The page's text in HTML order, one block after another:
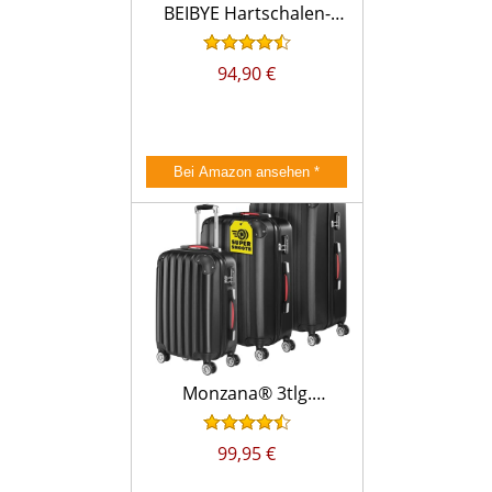
BEIBYE Hartschalen-
Koffer Trolley
Rollkoffer Reisekoffer
(Dunkelgruen, Set)*
94,90 €
Bei Amazon ansehen *
Monzana® 3tlg.
Kofferset Baseline
Hartschalen Koffer M-
99,95 €